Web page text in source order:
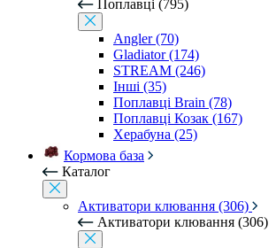
Поплавці (795)
Angler (70)
Gladiator (174)
STREAM (246)
Інші (35)
Поплавці Brain (78)
Поплавці Козак (167)
Херабуна (25)
Кормова база
Каталог
Активатори клювання (306)
Активатори клювання (306)